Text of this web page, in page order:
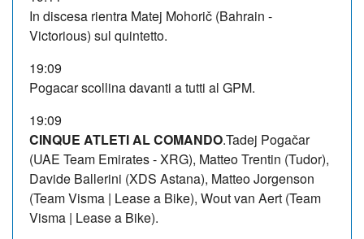
In discesa rientra Matej Mohorič (Bahrain -
Victorious) sul quintetto.
19:09
Pogacar scollina davanti a tutti al GPM.
19:09
CINQUE ATLETI AL COMANDO.Tadej Pogačar
(UAE Team Emirates - XRG), Matteo Trentin (Tudor),
Davide Ballerini (XDS Astana), Matteo Jorgenson
(Team Visma | Lease a Bike), Wout van Aert (Team
Visma | Lease a Bike).